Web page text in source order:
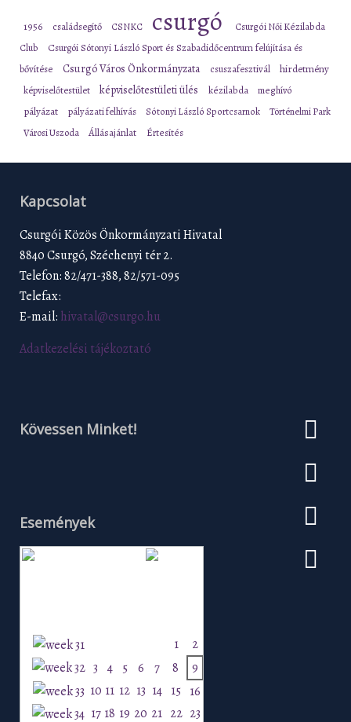
1956 családsegítő CSNKC csurgó
Csurgói Női Kézilabda
Club
Csurgói Sótonyi László Sport és Szabadidőcentrum felújítása és
bővítése
Csurgó Város Önkormányzata csuszafesztivál hirdetmény
képviselőtestület képviselőtestületi ülés kézilabda meghívó
pályázat pályázati felhívás Sótonyi László Sportcsarnok
Történelmi Park
Városi Uszoda
Állásajánlat Értesítés
Kapcsolat
Csurgói Közös Önkormányzati Hivatal
8840 Csurgó, Széchenyi tér 2.
Telefon: 82/471-388, 82/571-095
Telefax:
E-mail: hivatal@csurgo.hu
Adatkezelési tájékoztató
Kövessen Minket!
Események
1
2
3 4 5 6 7 8
9
10 11 12 13 14 15 16
17 18 19 20 21 22 23